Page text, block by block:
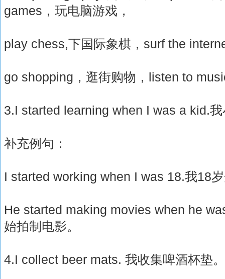
games，玩电脑游戏，
play chess,下国际象棋，surf the
go shopping，逛街购物，listen to
3.I started learning when I was a kid.
补充例句：
I started working when I was 18.我18
He started making movies when he
始拍制电影。
4.I collect beer mats. 我收集啤酒杯垫